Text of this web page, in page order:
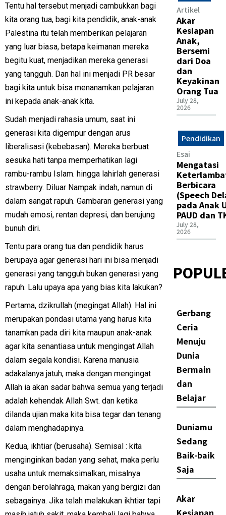
Tentu hal tersebut menjadi cambukkan bagi
kita orang tua, bagi kita pendidik, anak-anak
Palestina itu telah memberikan pelajaran
yang luar biasa, betapa keimanan mereka
begitu kuat, menjadikan mereka generasi
yang tangguh. Dan hal ini menjadi PR besar
bagi kita untuk bisa menanamkan pelajaran
ini kepada anak-anak kita.
Sudah menjadi rahasia umum, saat ini
generasi kita digempur dengan arus
liberalisasi (kebebasan). Mereka berbuat
sesuka hati tanpa memperhatikan lagi
rambu-rambu Islam. hingga lahirlah generasi
strawberry. Diluar Nampak indah, namun di
dalam sangat rapuh. Gambaran generasi yang
mudah emosi, rentan depresi, dan berujung
bunuh diri.
Tentu para orang tua dan pendidik harus
berupaya agar generasi hari ini bisa menjadi
generasi yang tangguh bukan generasi yang
rapuh. Lalu upaya apa yang bias kita lakukan?
Pertama, dzikrullah (megingat Allah). Hal ini
merupakan pondasi utama yang harus kita
tanamkan pada diri kita maupun anak-anak
agar kita senantiasa untuk mengingat Allah
dalam segala kondisi. Karena manusia
adakalanya jatuh, maka dengan mengingat
Allah ia akan sadar bahwa semua yang terjadi
adalah kehendak Allah Swt. dan ketika
dilanda ujian maka kita bisa tegar dan tenang
dalam menghadapinya.
Kedua, ikhtiar (berusaha). Semisal : kita
menginginkan badan yang sehat, maka perlu
usaha untuk memaksimalkan, misalnya
dengan berolahraga, makan yang bergizi dan
sebagainya. Jika telah melakukan ikhtiar tapi
Artikel
Akar
Kesiapan
Anak,
Bersemi
dari Doa
dan
Keyakinan
Orang Tua
July 28,
2026
Pendidikan
Esai
Mengatasi
Berbicara
(Speech
pada Anak
PAUD dan
July 28,
2026
Gerbang
Ceria
Menuju
Dunia
Bermain
dan
Belajar
Duniamu
Sedang
Baik-baik
Saja
Akar
Kesiapan